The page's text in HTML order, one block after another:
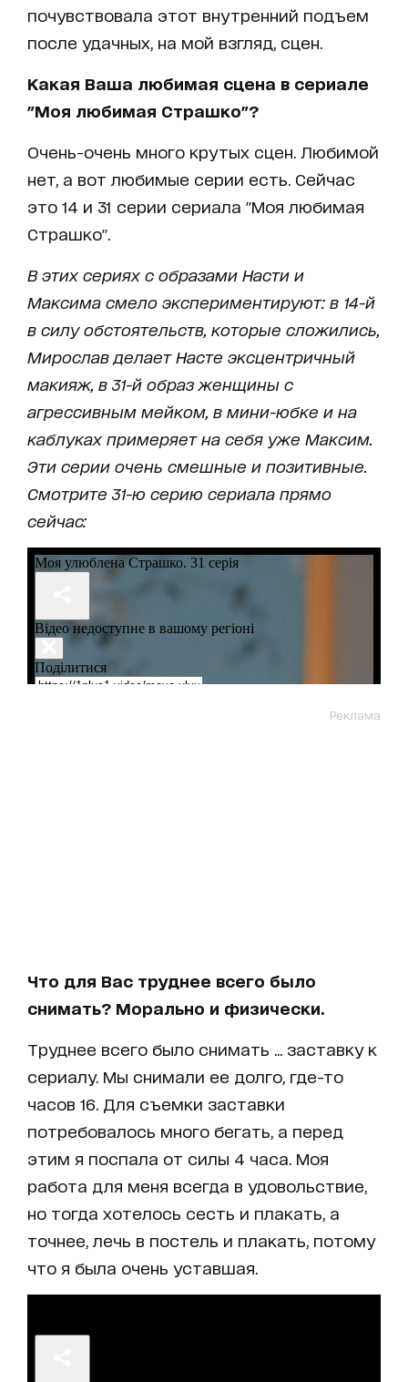
почувствовала этот внутренний подъем
после удачных, на мой взгляд, сцен.
Какая Ваша любимая сцена в сериале
"Моя любимая Страшко"?
Очень-очень много крутых сцен. Любимой
нет, а вот любимые серии есть. Сейчас
это 14 и 31 серии сериала "Моя любимая
Страшко".
В этих сериях с образами Насти и
Максима смело экспериментируют: в 14-й
в силу обстоятельств, которые сложились,
Мирослав делает Насте эксцентричный
макияж, в 31-й образ женщины с
агрессивным мейком, в мини-юбке и на
каблуках примеряет на себя уже Максим.
Эти серии очень смешные и позитивные.
Смотрите 31-ю серию сериала прямо
сейчас:
Реклама
Что для Вас труднее всего было
снимать? Морально и физически.
Труднее всего было снимать ... заставку к
сериалу. Мы снимали ее долго, где-то
часов 16. Для съемки заставки
потребовалось много бегать, а перед
этим я поспала от силы 4 часа. Моя
работа для меня всегда в удовольствие,
но тогда хотелось сесть и плакать, а
точнее, лечь в постель и плакать, потому
что я была очень уставшая.